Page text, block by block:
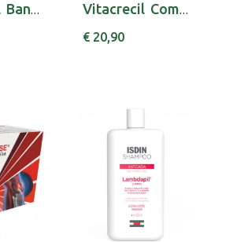
Farline Gel Banho Spa 750ml Vitacrecil Complex Capsx60 cáps(s)
€ 20,90